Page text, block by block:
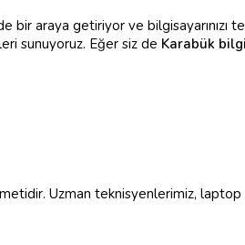
bir araya getiriyor ve bilgisayarınızı
sunuyoruz. Eğer siz de Karabük
Uzman teknisyenlerimiz,